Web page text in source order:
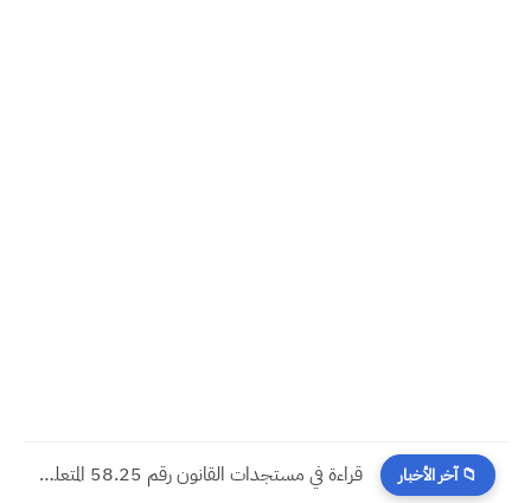
📁 آخر الأخبار مسجدات جرائم الشيك في قانون المسطرة المدنية الجديد